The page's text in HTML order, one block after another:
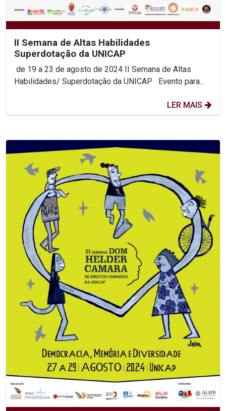
II Semana de Altas Habilidades
Superdotação da UNICAP
de 19 a 23 de agosto de 2024 II Semana de Altas
Habilidades/ Superdotação da UNICAP Evento para...
LER MAIS